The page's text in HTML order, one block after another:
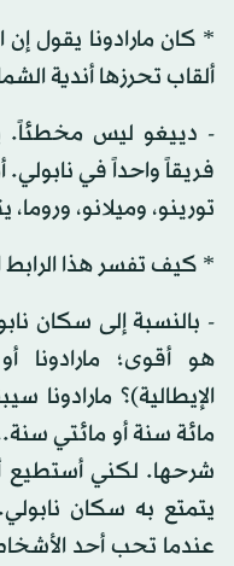
ألقاب تحرزها أندية
- دييغو ليس مخطئاً.
فريقاً واحداً في
تورينو، وميلانو،
* كيف تفسر هذا الرابط
- بالنسبة إلى سكان
هو أقوى؛ مارادونا
مائة سنة أو مائتي
شرحها. لكني أستطيع
يتمتع به سكان
عندما تحب أحد